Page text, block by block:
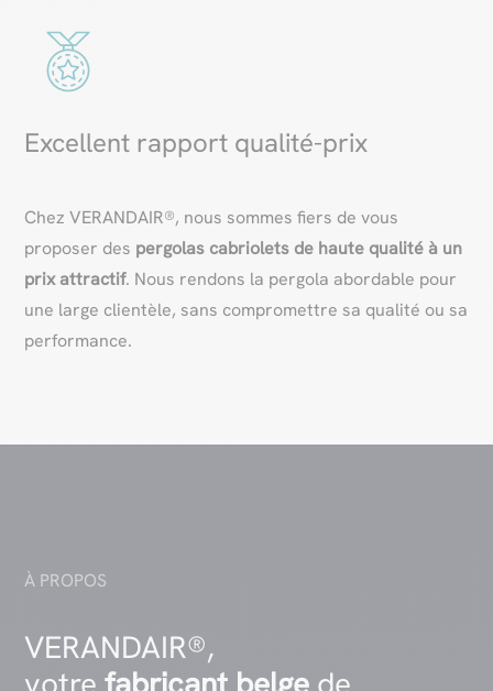
Excellent rapport qualité-prix
Chez VERANDAIR®, nous sommes fiers de vous
proposer des pergolas cabriolets de haute qualité à un
prix attractif. Nous rendons la pergola abordable pour
une large clientèle, sans compromettre sa qualité ou sa
performance.
À PROPOS
VERANDAIR®,
votrefabricant belge de